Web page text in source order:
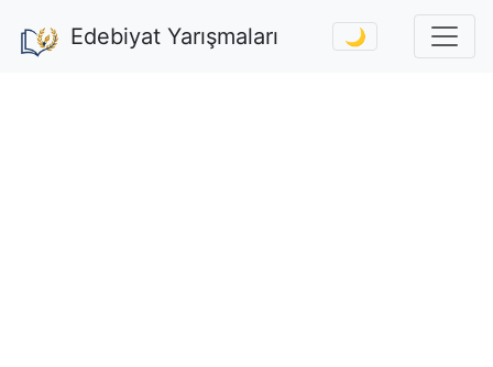
Edebiyat Yarışmaları 🌙